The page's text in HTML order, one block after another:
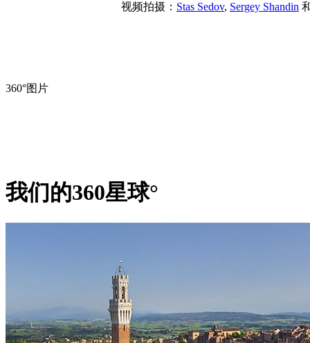
视频拍摄： Stas Sedov, Sergey Shandin
360°图片
我们的360星球°